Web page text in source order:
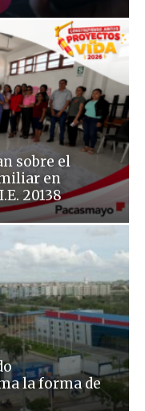
sobre el
en
20138
la forma de